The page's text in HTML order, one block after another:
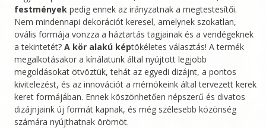
of
green/Parrots
in
the
jungle
mennyiség
festmények pedig ennek az irányzatnak a megtestesítői.
Nem mindennapi dekorációt keresel, amelynek szokatlan,
ovális formája vonzza a háztartás tagjainak és a vendégeknek
a tekintetét?A kör alakú képtökéletes választás! A termék
megalkotásakor a kínálatunk által nyújtott legjobb
megoldásokat ötvöztük, tehát az egyedi dizájnt, a pontos
kivitelezést, és az innovációt a mérnökeink által tervezett kerek
keret formájában. Ennek köszönhetően népszerű és divatos
dizájnjaink új formát kapnak, és még szélesebb közönség
számára nyújthatnak örömöt.